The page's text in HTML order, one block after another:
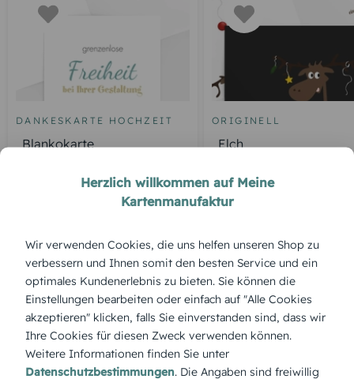
DANKESKARTE HOCHZEIT
Blankokarte
ORIGINELL
Elch
Produktbeschreibung
Der Weihnachtsbaum Zweig erstrahlt in sattem Grün, zart von
Schnee bedeckt, und erinnert an den Duft frischer
Tannennadeln. Dieses Motiv bringt die Magie eines festlich
geschmückten Zuhauses direkt in die Hände der Empfänger
und lädt zu besinnlichen Momenten ein.
Herzlich willkommen auf Meine
Kartenmanufaktur
Wir verwenden Cookies, die uns helfen unseren Shop zu
verbessern und Ihnen somit den besten Service und ein
optimales Kundenerlebnis zu bieten. Sie können die
Einstellungen bearbeiten oder einfach auf "Alle Cookies
akzeptieren" klicken, falls Sie einverstanden sind, dass wir
Ihre Cookies für diesen Zweck verwenden können.
Weitere Informationen finden Sie unter
Datenschutzbestimmungen. Die Angaben sind freiwillig